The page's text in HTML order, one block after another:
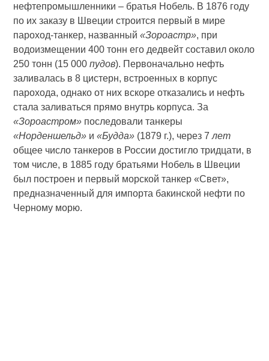
нефтепромышленники – братья Нобель. В 1876 году
по их заказу в Швеции строится первый в мире
пароход-танкер, названный«Зороастр», при
водоизмещении 400 тонн его дедвейт составил около
250 тонн (15 000пудов). Первоначально нефть
заливалась в 8 цистерн, встроенных в корпус
парохода, однако от них вскоре отказались и нефть
стала заливаться прямо внутрь корпуса. За
«Зороастром» последовали танкеры
«Норденшельд» и«Будда» (1879 г.), через 7лет
общее число танкеров в России достигло тридцати, в
том числе, в 1885 году братьями Нобель в Швеции
был построен и первый морской танкер «Свет»,
предназначенный для импорта бакинской нефти по
Черному морю.